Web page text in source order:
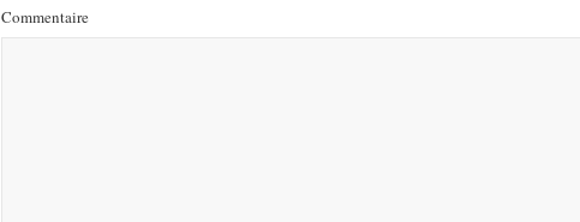
Commentaire